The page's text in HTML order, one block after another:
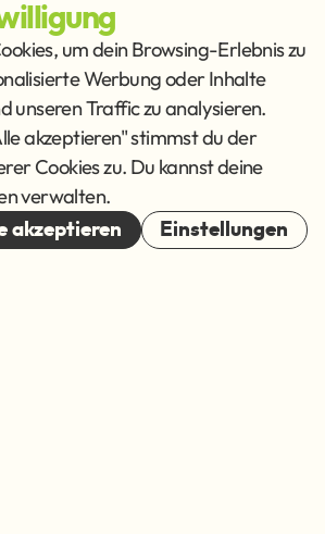
Get Social
© 2026
um dein Browsing-Erlebnis zu
Werbung oder Inhalte
unseren Traffic zu analysieren.
akzeptieren" stimmst du der
Cookies zu. Du kannst deine
verwalten.
akzeptieren Einstellungen